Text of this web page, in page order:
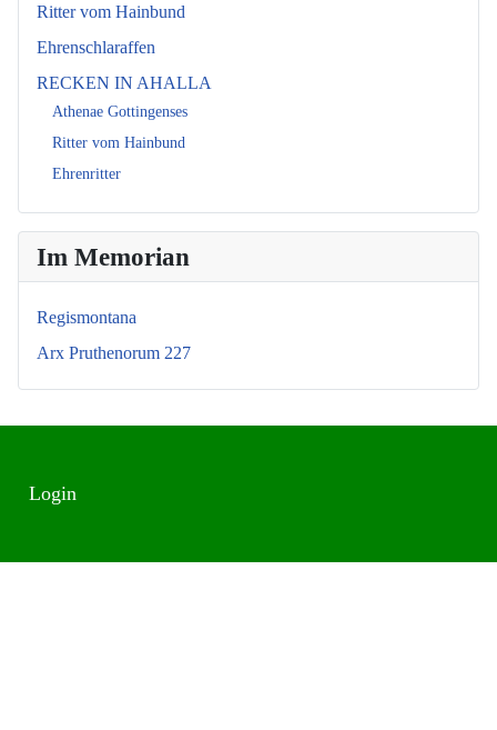
Ritter vom Hainbund
Ehrenschlaraffen
RECKEN IN AHALLA
Athenae Gottingenses
Ritter vom Hainbund
Ehrenritter
Im Memorian
Regismontana
Arx Pruthenorum 227
Login